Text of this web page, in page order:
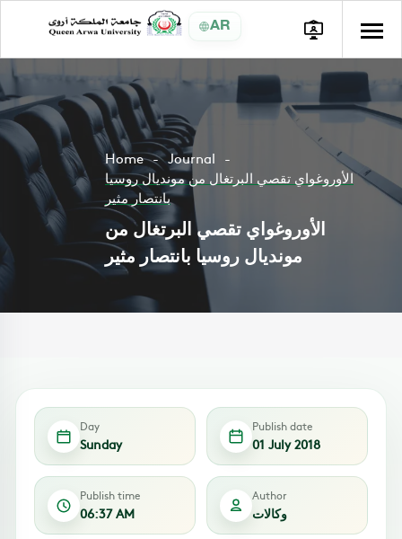
AR
Home
Journal
الأوروغواي تقصي البرتغال من مونديال روسيا
بانتصار مثير
الأوروغواي تقصي البرتغال من
مونديال روسيا بانتصار مثير
Day
Sunday
Publish date
01 July 2018
Publish time
06:37 AM
Author
وكالات